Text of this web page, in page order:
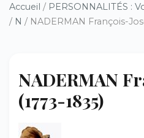
Accueil / PERSONNALITÉS :
/ N / NADERMAN François-
NADERMAN
(1773-1835)